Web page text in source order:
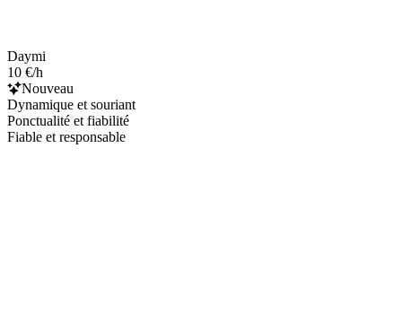
Daymi
10 €/h
Nouveau
Dynamique et souriant
Ponctualité et fiabilité
Fiable et responsable